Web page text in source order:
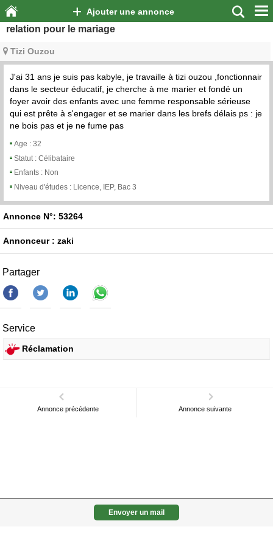
Ajouter une annonce
relation pour le mariage
Tizi Ouzou
J'ai 31 ans je suis pas kabyle, je travaille à tizi ouzou ,fonctionnair
dans le secteur éducatif, je cherche à me marier et fondé un
foyer avoir des enfants avec une femme responsable sérieuse
qui est prête à s'engager et se marier dans les brefs délais ps : je
ne bois pas et je ne fume pas
Age : 32
Statut : Célibataire
Enfants : Non
Niveau d'études :
Licence, IEP, Bac 3
Annonce N°: 53264
Annonceur : zaki
Partager
Service
Réclamation
Annonce précédente Annonce suivante
Envoyer un mail